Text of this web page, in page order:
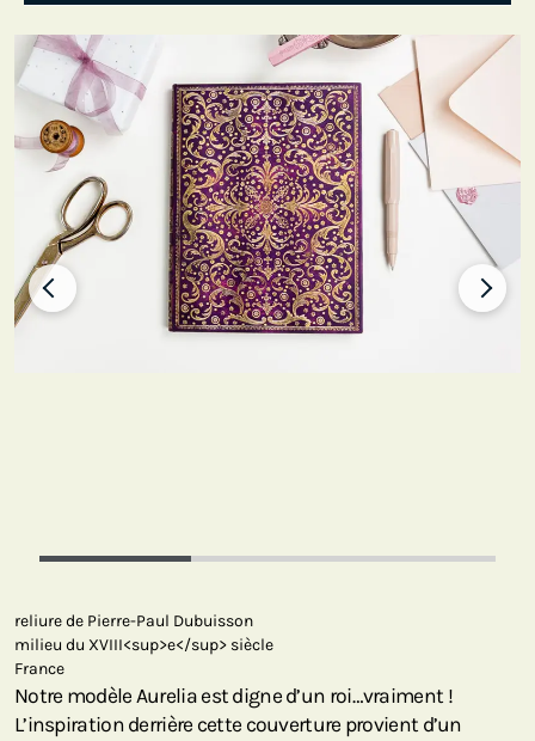
reliure de Pierre-Paul Dubuisson
milieu du XVIII<sup>e</sup> siècle
France
Notre modèle Aurelia est digne d’un roi…vraiment !
L’inspiration derrière cette couverture provient d’un